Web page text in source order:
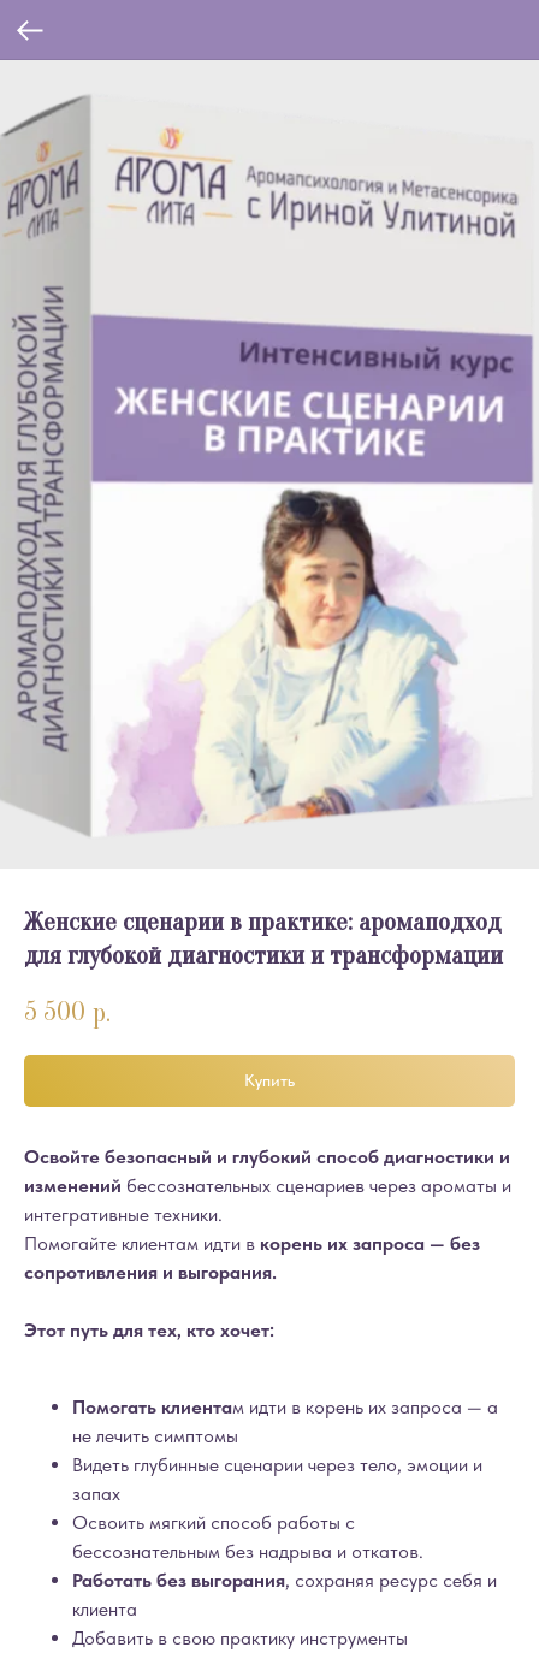
Женские сценарии в практике: аромаподход
для глубокой диагностики и трансформации
5 500 р.
Купить
Освойте безопасный и глубокий способ диагностики и
изменений бессознательных сценариев через ароматы и
интегративные техники.
Помогайте клиентам идти в корень их запроса — без
сопротивления и выгорания.
Этот путь для тех, кто хочет:
Помогать клиентам идти в корень их запроса — а
не лечить симптомы
Видеть глубинные сценарии через тело, эмоции и
запах
Освоить мягкий способ работы с
бессознательным без надрыва и откатов.
Работать без выгорания, сохраняя ресурс себя и
клиента
Добавить в свою практику инструменты